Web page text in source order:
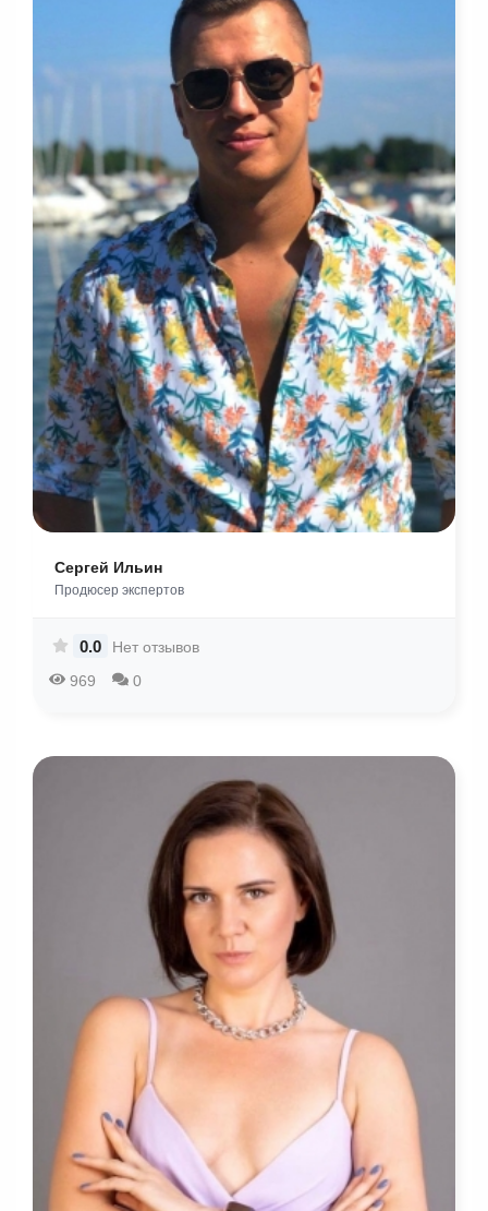
Сергей Ильин
Продюсер экспертов
969 0
0.0 Нет отзывов